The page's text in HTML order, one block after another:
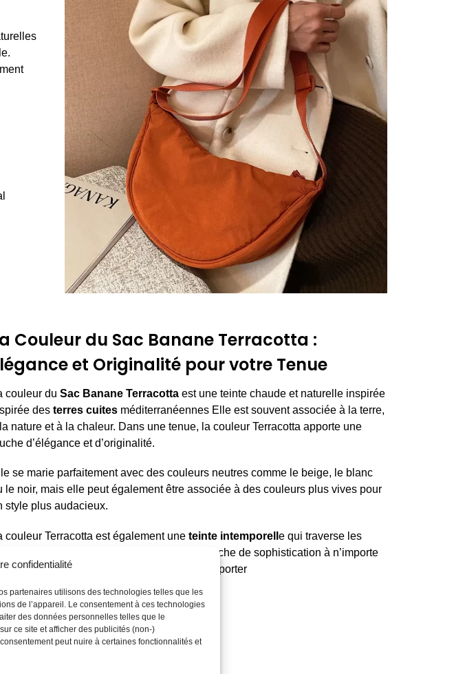
confidentialité
partenaires utilisons des technologies telles que les
de l’appareil. Le consentement à ces technologies
des données personnelles telles que le
ce site et afficher des publicités (non-)
peut nuire à certaines fonctionnalités et
Couleur du Sac Banane Terracotta :
et Originalité pour votre Tenue
couleur du Sac Banane Terracottaest une teinte chaude et naturelle inspirée
des terres cuitesméditerranéennes Elle est souvent associée à la terre,
nature et à la chaleur. Dans une tenue, la couleur Terracotta apporte une
d’élégance et d’originalité.
se marie parfaitement avec des couleurs neutres comme le beige, le blanc
le noir, mais elle peut également être associée à des couleurs plus vives pour
style plus audacieux.
couleur Terracotta est également une teinte intemporell e qui traverse les
sans se démoder. Elle apporte une touche de sophistication à n’importe
tenue, tout en restant discrète et facile à porter